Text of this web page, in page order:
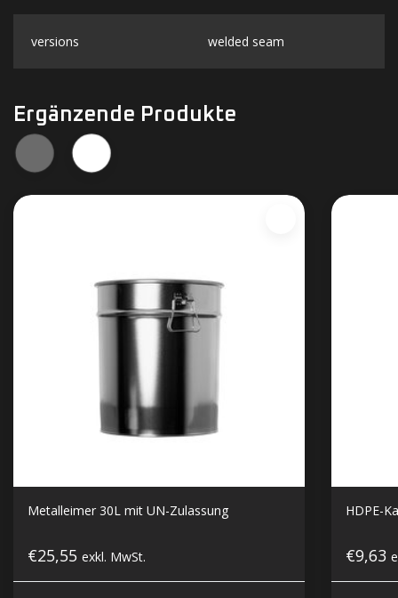
versions welded seam
Ergänzende Produkte
Metalleimer 30L mit UN-Zulassung
€25,55 exkl. MwSt.
HDPE-
€9,63